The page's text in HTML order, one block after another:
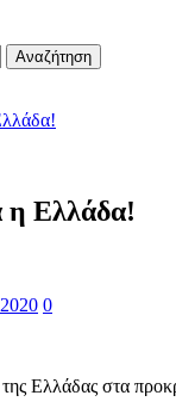
Αναζήτηση
η Ελλάδα!
0
της Ελλάδας στα